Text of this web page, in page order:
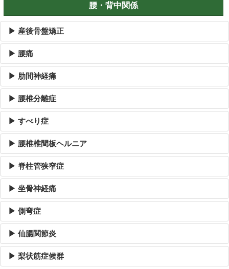
腰・背中関係
▶ 産後骨盤矯正
▶ 腰痛
▶ 肋間神経痛
▶ 腰椎分離症
▶ すべり症
▶ 腰椎椎間板ヘルニア
▶ 脊柱管狭窄症
▶ 坐骨神経痛
▶ 側弯症
▶ 仙腸関節炎
▶ 梨状筋症候群